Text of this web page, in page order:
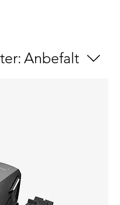
Anbefalt